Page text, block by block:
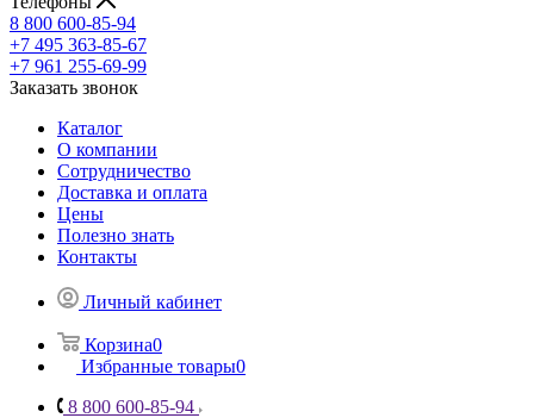
8 800 600-85-94
+7 495 363-85-67
+7 961 255-69-99
Заказать звонок
Каталог
О компании
Сотрудничество
Доставка и оплата
Цены
Полезно знать
Контакты
Личный кабинет
Корзина0
Избранные товары0
8 800 600-85-94